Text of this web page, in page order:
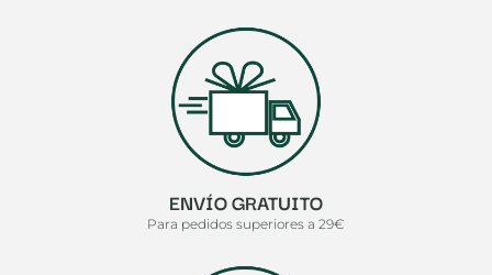
ENVÍO GRATUITO
Para pedidos superiores a 29€